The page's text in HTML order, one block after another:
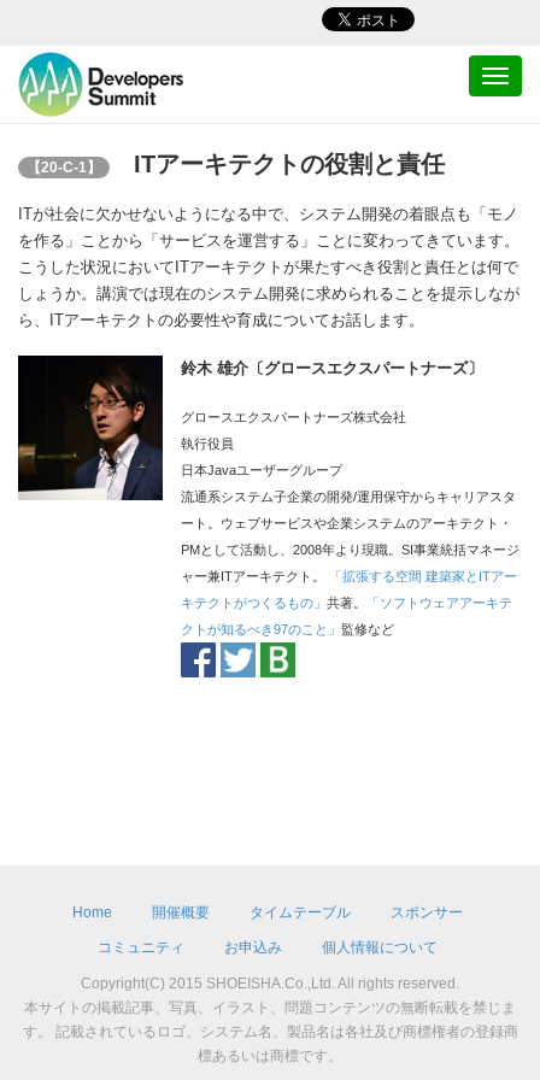
【20-C-1】 ITアーキテクトの役割と責任
ITが社会に欠かせないようになる中で、システム開発の着眼点も「モノ
を作る」ことから「サービスを運営する」ことに変わってきています。
こうした状況においてITアーキテクトが果たすべき役割と責任とは何で
しょうか。講演では現在のシステム開発に求められることを提示しなが
ら、ITアーキテクトの必要性や育成についてお話します。
鈴木 雄介〔グロースエクスパートナーズ〕
グロースエクスパートナーズ株式会社
執行役員
日本Javaユーザーグループ
流通系システム子企業の開発/運用保守からキャリアスタ
ート。ウェブサービスや企業システムのアーキテクト・
PMとして活動し、2008年より現職。SI事業統括マネージ
ャー兼ITアーキテクト。
「拡張する空間 建築家とITアー
キテクトがつくるもの」 共著。
「ソフトウェアアーキテ
クトが知るべき97のこと」 監修など
Home 開催概要 タイムテーブル スポンサー
コミュニティ お申込み 個人情報について
Copyright(C) 2015 SHOEISHA.Co.,Ltd. All rights reserved.
本サイトの掲載記事、写真、イラスト、問題コンテンツの無断転載を禁じま
す。 記載されているロゴ、システム名、製品名は各社及び商標権者の登録商
標あるいは商標です。